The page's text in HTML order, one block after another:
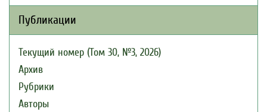
Публикации
Текущий номер (Том 30, №3, 2026)
Архив
Рубрики
Авторы